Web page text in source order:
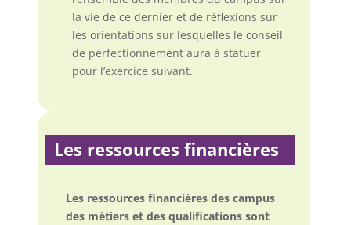
la vie de ce dernier et de réflexions sur
les orientations sur lesquelles le conseil
de perfectionnement aura à statuer
pour l’exercice suivant.
Les ressources financières
Les ressources financières des campus
des métiers et des qualifications sont